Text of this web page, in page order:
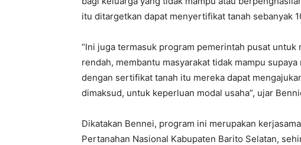
itu ditargetkan dapat menyertifikat tanah sebanyak
“Ini juga termasuk program pemerintah pusat
rendah, membantu masyarakat tidak mampu
dengan sertifikat tanah itu mereka dapat
dimaksud, untuk keperluan modal usaha”, ujar
Dikatakan Bennei, program ini merupakan
Pertanahan Nasional Kabupaten Barito Selatan,